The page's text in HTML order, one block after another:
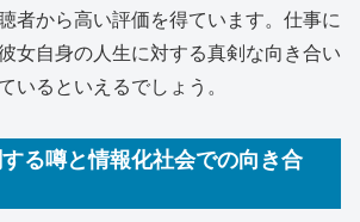
者から高い評価を得ています。仕事に
女自身の人生に対する真剣な向き合い
いるといえるでしょう。
る噂と情報化社会での向き合